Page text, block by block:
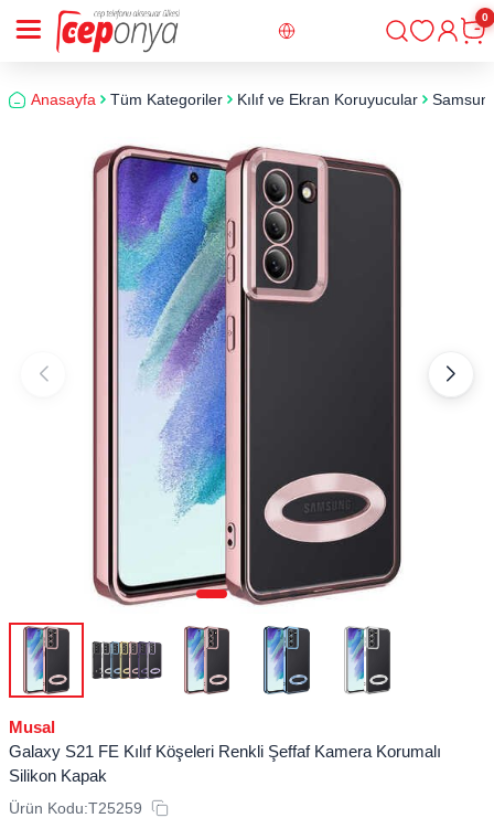
Giriş
0
Anasayfa Tüm Kategoriler Kılıf ve Ekran Koruyucular
Musal
Galaxy S21 FE Kılıf Köşeleri Renkli Şeffaf Kamera Korumalı
Silikon Kapak
Ürün Kodu:T25259